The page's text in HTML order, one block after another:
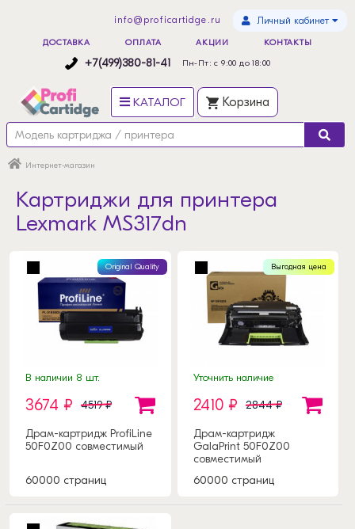
info@proficartidge.ru Личный кабинет
ДОСТАВКА ОПЛАТА АКЦИИ КОНТАКТЫ
+7(499)380-81-41 Пн-Пт: с 9:00 до 18:00
КАТАЛОГ Корзина
Интернет-магазин
Картриджи для принтера
Lexmark MS317dn
Original Quality
В наличии 8 шт.
3674 ₽ 4519 ₽
Драм-картридж ProfiLine
50F0Z00 совместимый
60000 страниц
Выгодная цена
Уточнить наличие
2410 ₽ 2844 ₽
Драм-картридж
GalaPrint 50F0Z00
совместимый
60000 страниц